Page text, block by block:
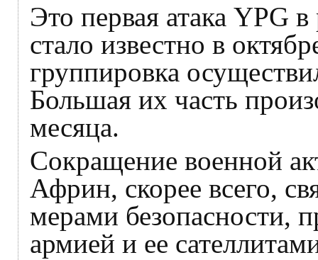
Это первая атака YPG
стало известно в
группировка
Большая их часть
месяца.
Сокращение военной
Африн, скорее всего,
мерами безопасности,
армией и ее